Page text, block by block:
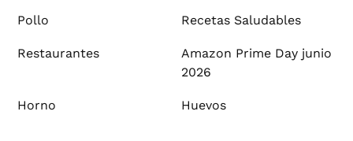
Pollo Recetas Saludables
Restaurantes
Amazon Prime Day junio
2026
Horno Huevos